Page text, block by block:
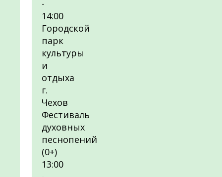
-
14:00
Городской
парк
культуры
и
отдыха
г.
Чехов
Фестиваль
духовных
песнопений
(0+)
13:00